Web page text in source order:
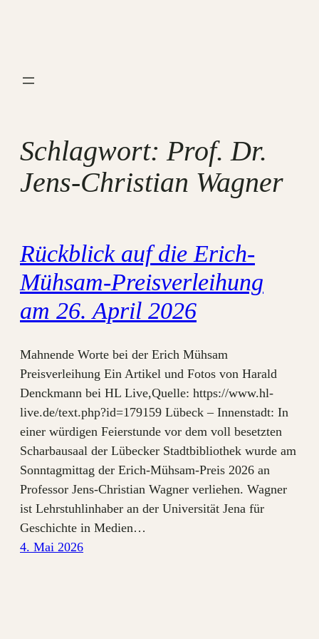
Schlagwort:Prof. Dr.
Jens-Christian Wagner
Rückblick auf die Erich-
Mühsam-Preisverleihung
am 26. April 2026
Mahnende Worte bei der Erich Mühsam
Preisverleihung Ein Artikel und Fotos von Harald
Denckmann bei HL Live,Quelle: https://www.hl-
live.de/text.php?id=179159 Lübeck – Innenstadt: In
einer würdigen Feierstunde vor dem voll besetzten
Scharbausaal der Lübecker Stadtbibliothek wurde am
Sonntagmittag der Erich-Mühsam-Preis 2026 an
Professor Jens-Christian Wagner verliehen. Wagner
ist Lehrstuhlinhaber an der Universität Jena für
Geschichte in Medien…
4. Mai 2026